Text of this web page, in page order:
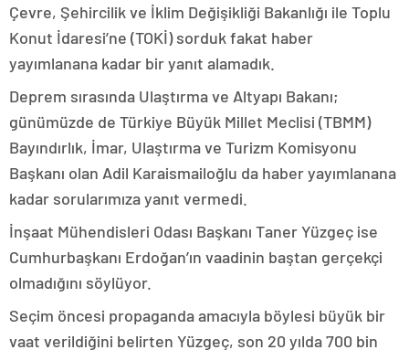
Çevre, Şehircilik ve İklim Değişikliği Bakanlığı ile Toplu
Konut İdaresi’ne (TOKİ) sorduk fakat haber
yayımlanana kadar bir yanıt alamadık.
Deprem sırasında Ulaştırma ve Altyapı Bakanı;
günümüzde de Türkiye Büyük Millet Meclisi (TBMM)
Bayındırlık, İmar, Ulaştırma ve Turizm Komisyonu
Başkanı olan Adil Karaismailoğlu da haber yayımlanana
kadar sorularımıza yanıt vermedi.
İnşaat Mühendisleri Odası Başkanı Taner Yüzgeç ise
Cumhurbaşkanı Erdoğan’ın vaadinin baştan gerçekçi
olmadığını söylüyor.
Seçim öncesi propaganda amacıyla böylesi büyük bir
vaat verildiğini belirten Yüzgeç, son 20 yılda 700 bin